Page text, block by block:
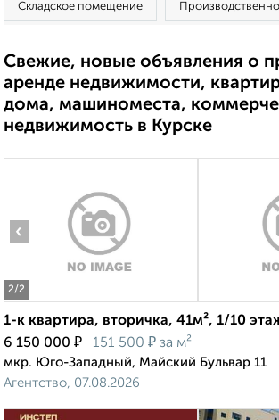
Складское помещение
Свежие, новые объявления о
аренде недвижимости,
дома, машиноместа,
недвижимость в Курске
2/2
‹
1-к квартира, вторичка, 41м², 1/10
6 150 000 ₽ 151 500 ₽ за м²
мкр. Юго-Западный, Майский Бульвар 11
Агентство, 07.08.2026